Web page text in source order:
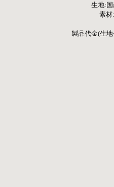
生地:
素材
製品代金(生